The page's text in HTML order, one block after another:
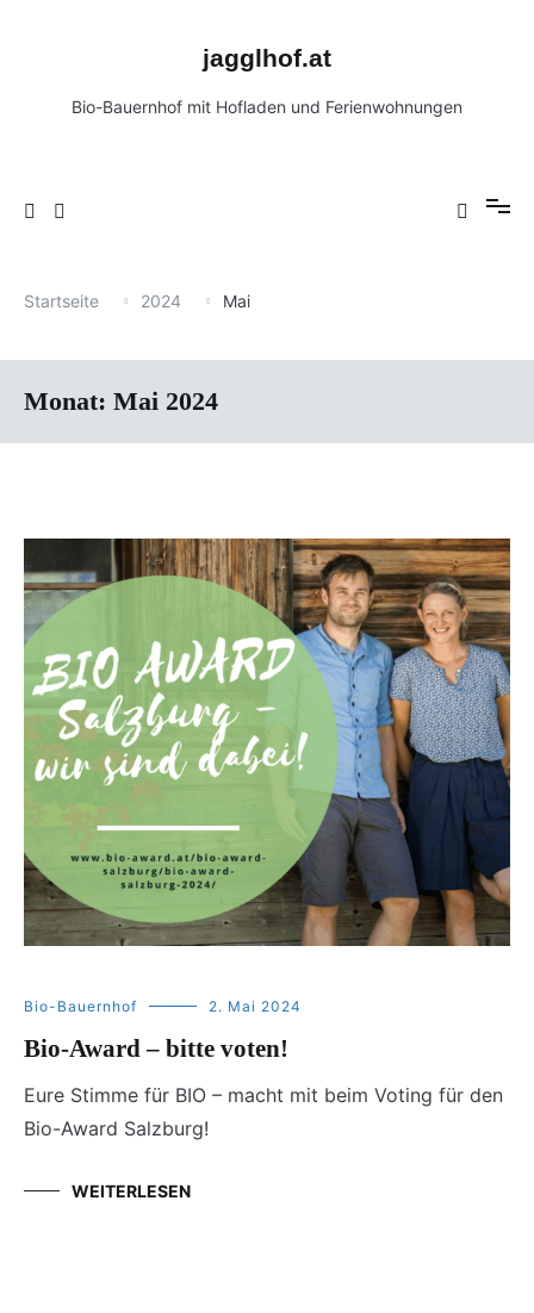
jagglhof.at
Bio-Bauernhof mit Hofladen und Ferienwohnungen
Startseite 2024 Mai
Monat: Mai 2024
Bio-Bauernhof 2. Mai 2024
Bio-Award – bitte voten!
Eure Stimme für BIO – macht mit beim Voting für den
Bio-Award Salzburg!
WEITERLESEN